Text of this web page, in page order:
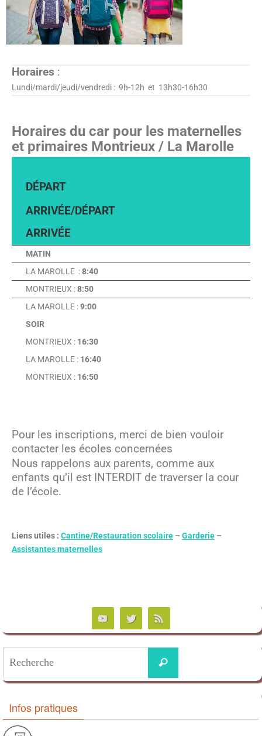
Horaires :
Lundi/mardi/jeudi/vendredi : 9h-12h et 13h30-16h30
Horaires du car pour les maternelles
et primaires Montrieux / La Marolle
DÉPART
ARRIVÉE/DÉPART
ARRIVÉE
MATIN
LA MAROLLE :8:40
MONTRIEUX :8:50
LA MAROLLE :9:00
SOIR
MONTRIEUX : 16:30
LA MAROLLE : 16:40
MONTRIEUX : 16:50
Pour les inscriptions, merci de bien vouloir
contacter les écoles concernées
Nous rappelons aux parents, comme aux
enfants qu’il est INTERDIT de traverser la cour
de l’école.
Liens utiles : Cantine/Restauration scolaire – Garderie –
Assistantes maternelles
Infos pratiques